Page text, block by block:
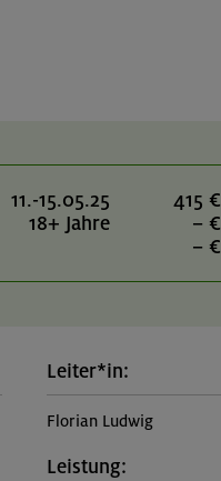
11.-15.05.25
18+ Jahre
415 €
– €
– €
Leiter*in:
Florian Ludwig
Leistung: